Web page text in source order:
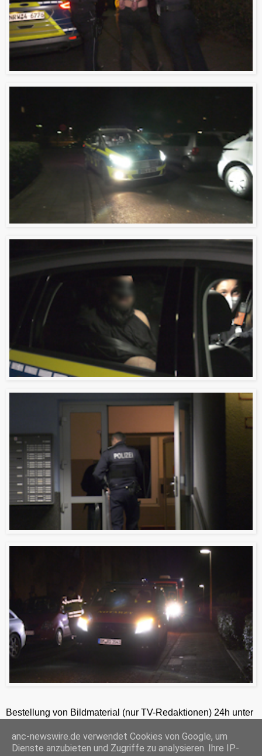
Bestellung von Bildmaterial (nur TV-Redaktionen) 24h unter
ANC-NEWS-TELEVISION GmbH, Weidkamp 176, 45356 Essen, HRB 12411, Amtsgericht Essen, Geschäftsführer: C. Anhuth
anc-newswire.de verwendet Cookies von Google, um
Dienste anzubieten und Zugriffe zu analysieren. Ihre IP-